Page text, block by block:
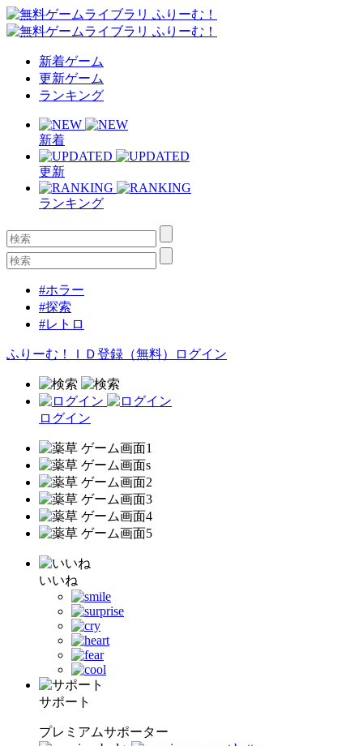
新着ゲーム
更新ゲーム
ランキング
新着
更新
ランキング
#ホラー
#探索
#レトロ
ふりーむ！ＩＤ登録（無料） ログイン
ログイン
いいね
サポート
プレミアムサポーター